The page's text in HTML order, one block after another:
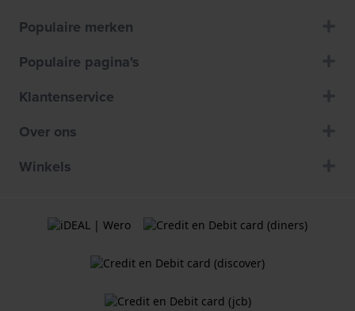
Populaire merken
Populaire pagina's
Klantenservice
Over ons
Winkels